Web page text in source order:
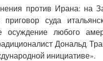
против Ирана: на
суда
осуждение любого
Дональд
инициативе».